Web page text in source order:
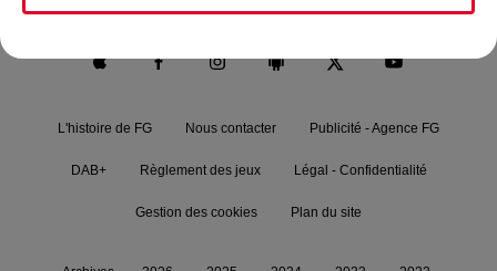
FG SOUND
L'histoire de FG Nous contacter Publicité - Agence FG
DAB+ Règlement des jeux Légal - Confidentialité
Gestion des cookies Plan du site